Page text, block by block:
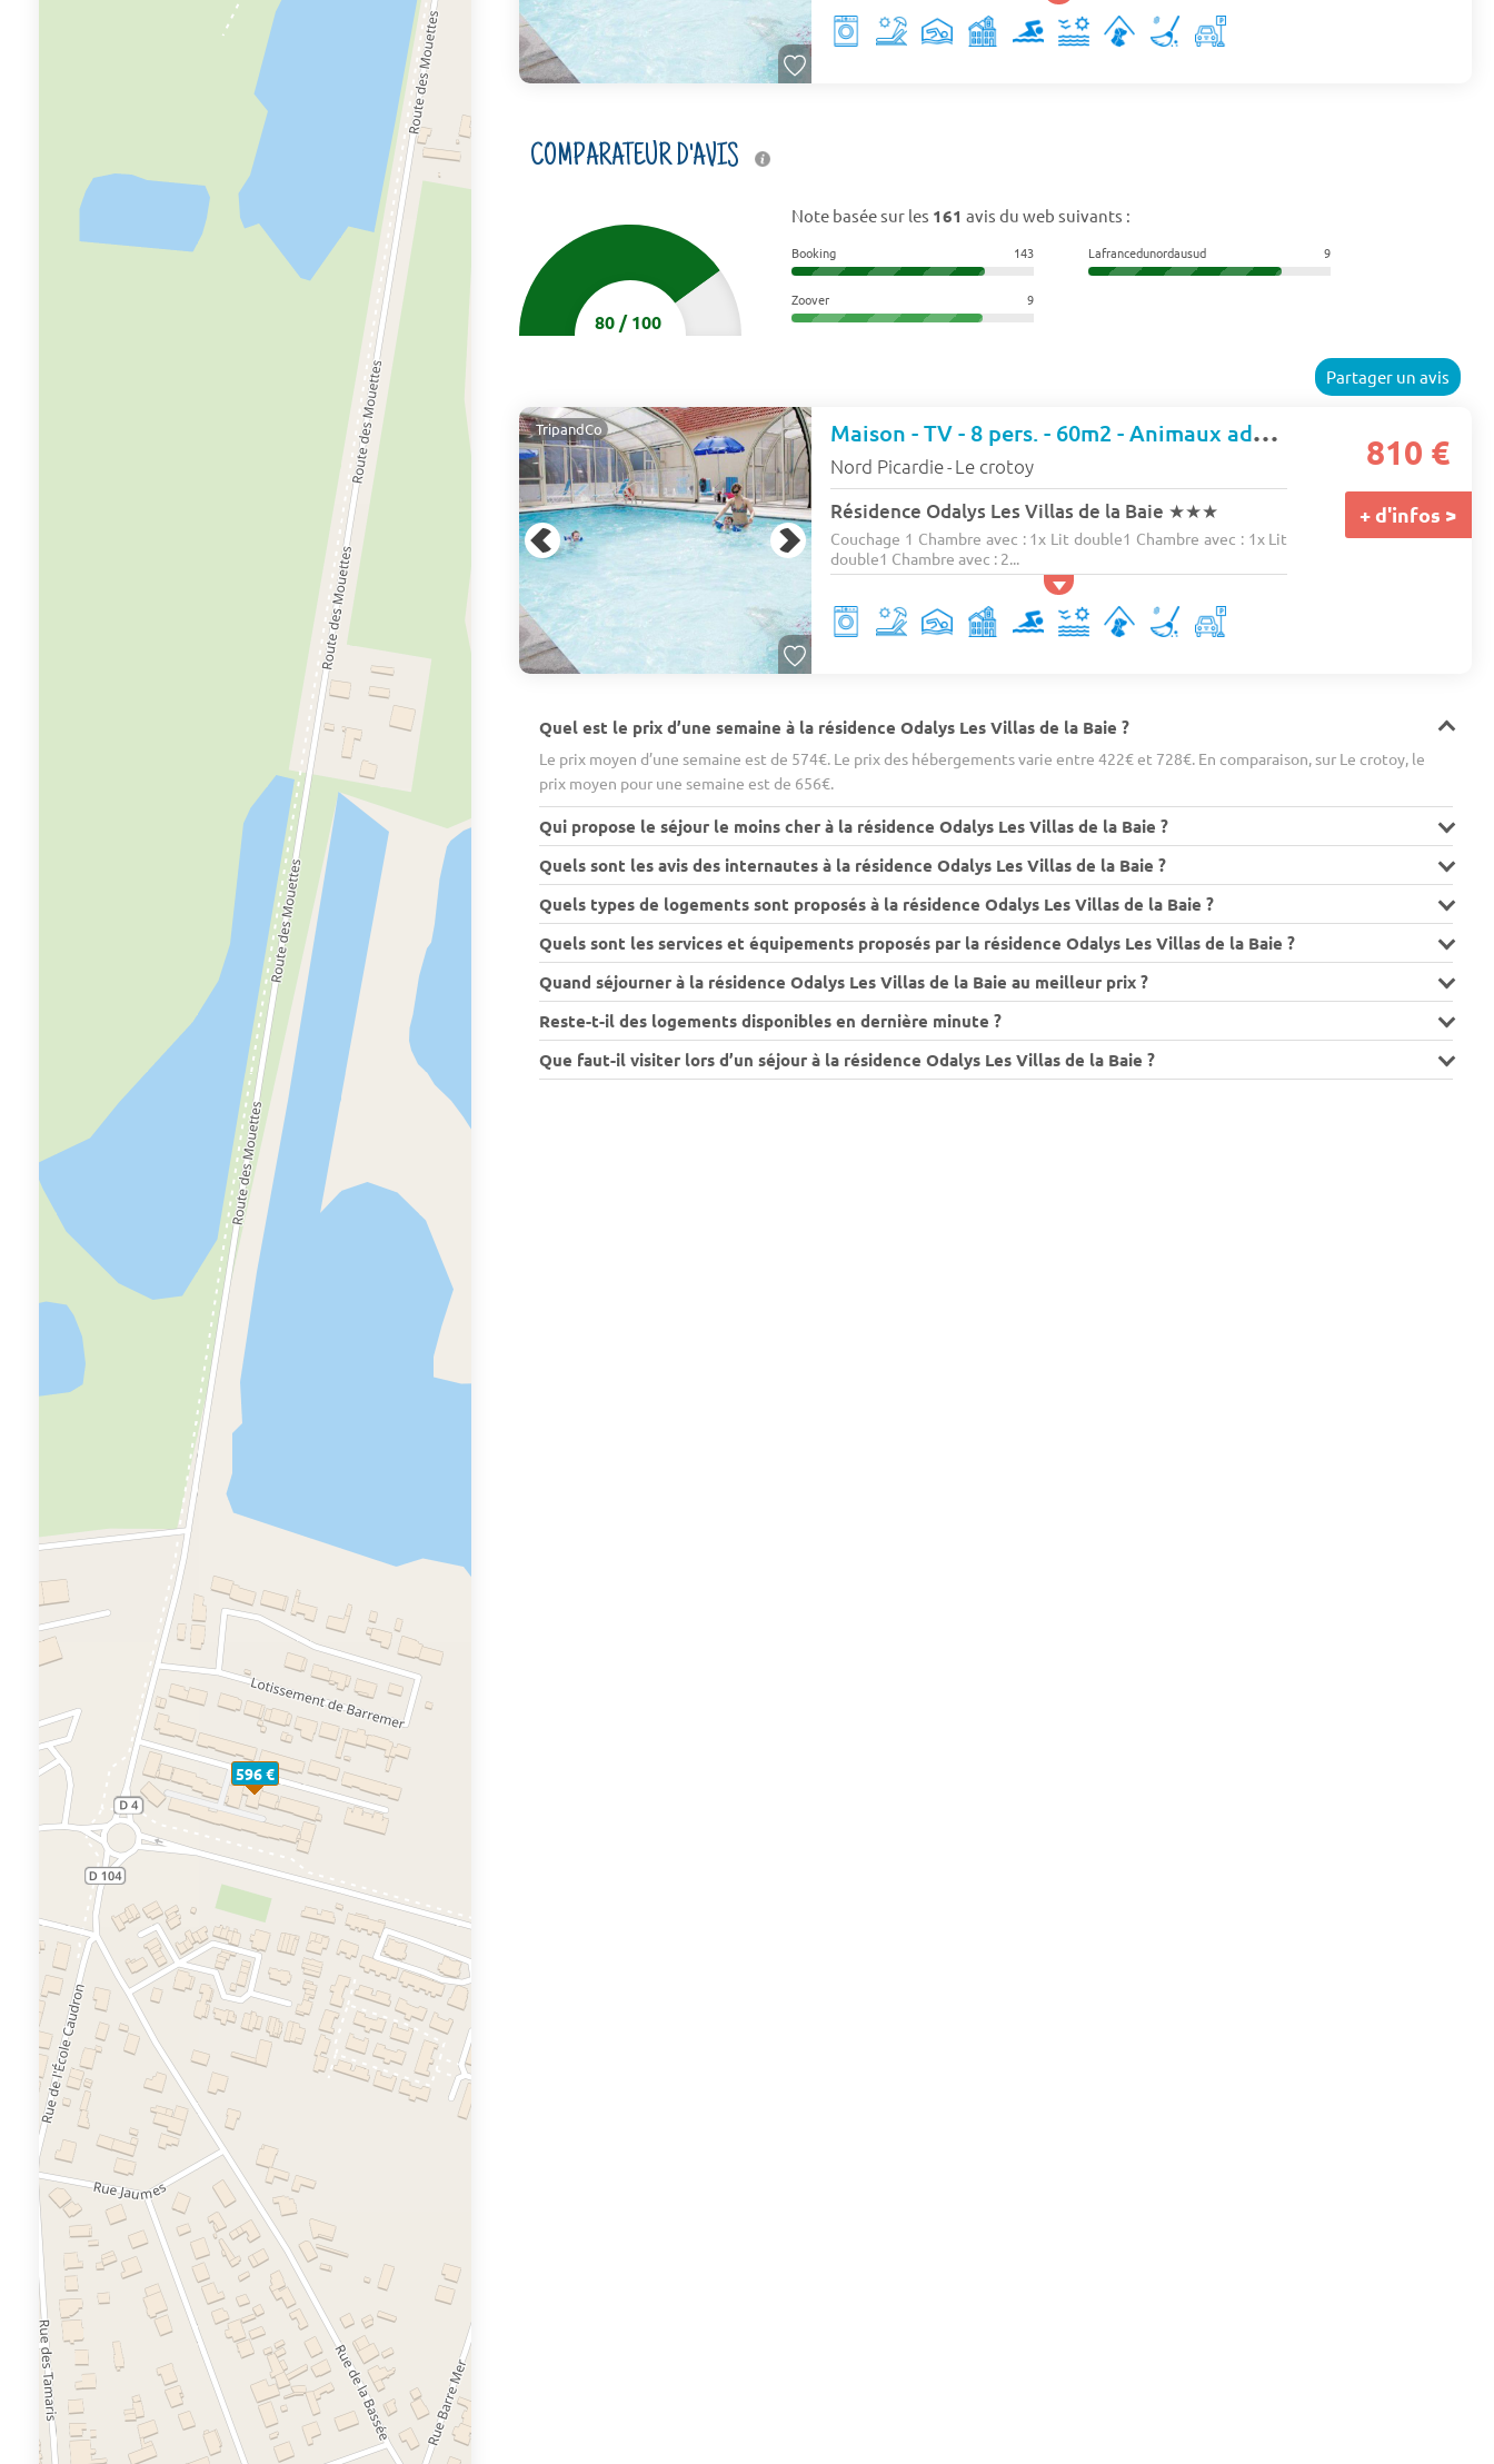
596 €
COMPARATEUR D'AVIS
80/100
Note basée sur les 161 avis du web suivants :
Booking 143 Lafrancedunordausud 9
Zoover 9
Partager un avis
TripandCo Maison - TV - 8 pers. - 60m2 - Animaux admis
Nord Picardie- Le crotoy
Résidence Odalys Les Villas de la Baie ★★★
Couchage 1 Chambre avec : 1x Lit double1 Chambre avec : 1x Lit
double1 Chambre avec : 2...
810 €
+ d'infos >
Quel est le prix d’une semaine à la résidence Odalys Les Villas de la Baie ?
Le prix moyen d’une semaine est de 574€. Le prix des hébergements varie entre 422€ et 728€. En comparaison, sur Le crotoy, le
prix moyen pour une semaine est de 656€.
Qui propose le séjour le moins cher à la résidence Odalys Les Villas de la Baie ?
Quels sont les avis des internautes à la résidence Odalys Les Villas de la Baie ?
Quels types de logements sont proposés à la résidence Odalys Les Villas de la Baie ?
Quels sont les services et équipements proposés par la résidence Odalys Les Villas de la Baie ?
Quand séjourner à la résidence Odalys Les Villas de la Baie au meilleur prix ?
Reste-t-il des logements disponibles en dernière minute ?
Que faut-il visiter lors d’un séjour à la résidence Odalys Les Villas de la Baie ?